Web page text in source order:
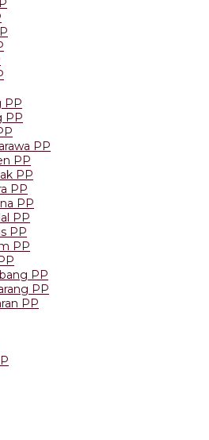
PP
PP
PP
PP
PP
PP
PP
PP
PP
PP
PP
PP
PP